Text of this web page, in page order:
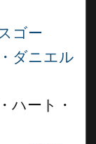
ゴー
ダニエル
ハート・